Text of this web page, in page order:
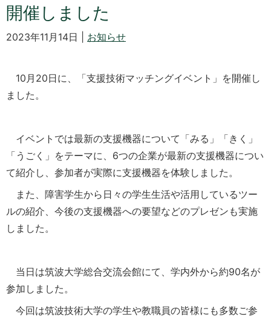
開催しました
2023年11月14日 | お知らせ
10月20日に、「支援技術マッチングイベント」を開催し
ました。
イベントでは最新の支援機器について「みる」「きく」
「うごく」をテーマに、6つの企業が最新の支援機器につい
て紹介し、参加者が実際に支援機器を体験しました。
また、障害学生から日々の学生生活や活用しているツー
ルの紹介、今後の支援機器への要望などのプレゼンも実施
しました。
当日は筑波大学総合交流会館にて、学内外から約90名が
参加しました。
今回は筑波技術大学の学生や教職員の皆様にも多数ご参